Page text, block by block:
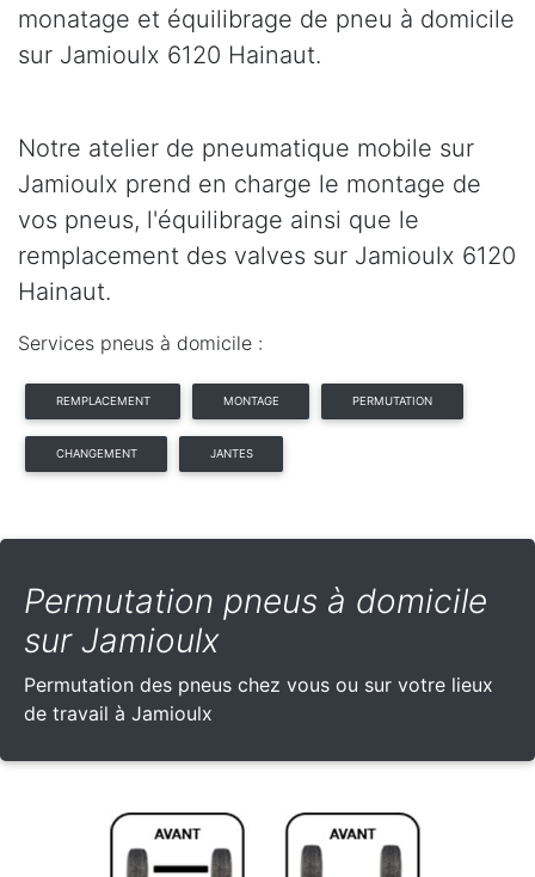
monatage et équilibrage de pneu à domicile
sur Jamioulx 6120 Hainaut.
Notre atelier de pneumatique mobile sur
Jamioulx prend en charge le montage de
vos pneus, l'équilibrage ainsi que le
remplacement des valves sur Jamioulx 6120
Hainaut.
Services pneus à domicile :
REMPLACEMENT MONTAGE PERMUTATION
CHANGEMENT JANTES
Permutation pneus à domicile
sur Jamioulx
Permutation des pneus chez vous ou sur votre lieux
de travail à Jamioulx